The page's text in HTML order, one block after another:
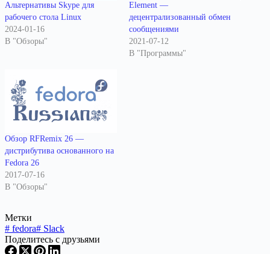
Альтернативы Skype для
рабочего стола Linux
2024-01-16
В "Обзоры"
Element —
децентрализованный обмен
сообщениями
2021-07-12
В "Программы"
Обзор RFRemix 26 —
дистрибутива основанного на
Fedora 26
2017-07-16
В "Обзоры"
Метки
# fedora# Slack
Поделитесь с друзьями